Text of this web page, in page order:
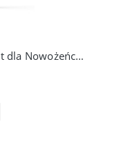
Etykieta na wino ŚLUB prezent dla Nowożeńców liście [15]